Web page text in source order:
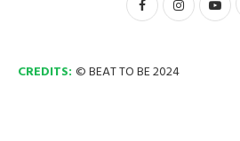
CREDITS: © BEAT TO BE 2024